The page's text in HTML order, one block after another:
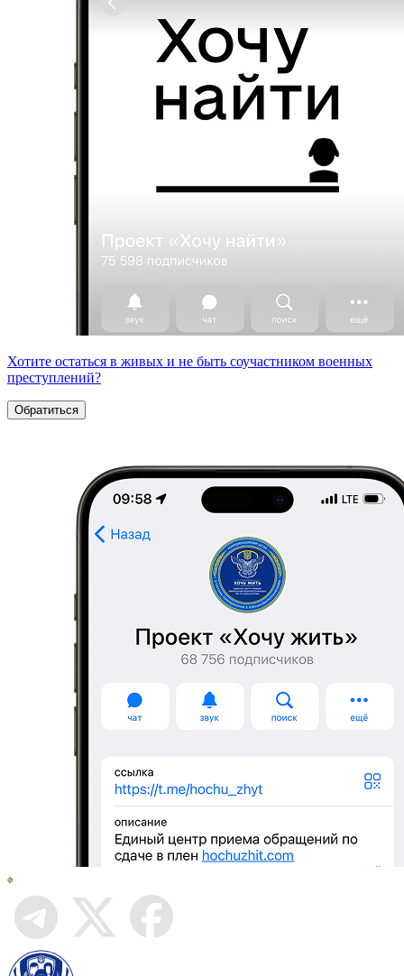
Хотите остаться в живых и не быть соучастником военных
преступлений?
Обратиться